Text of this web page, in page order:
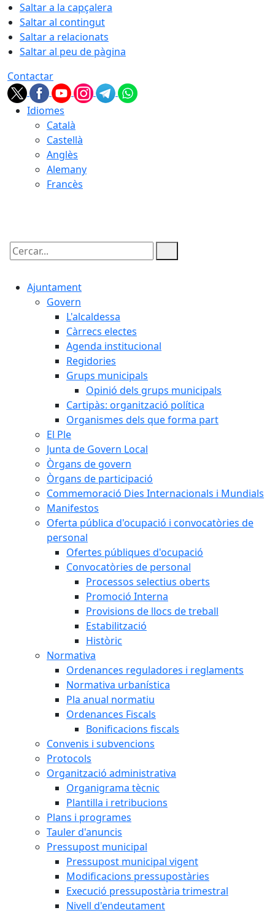
Saltar a la capçalera
Saltar al contingut
Saltar a relacionats
Saltar al peu de pàgina
Contactar
Idiomes
Català
Castellà
Anglès
Alemany
Francès
Cercar:
Ajuntament
Govern
L'alcaldessa
Càrrecs electes
Agenda institucional
Regidories
Grups municipals
Opinió dels grups municipals
Cartipàs: organització política
Organismes dels que forma part
El Ple
Junta de Govern Local
Òrgans de govern
Òrgans de participació
Commemoració Dies Internacionals i Mundials
Manifestos
Oferta pública d'ocupació i convocatòries de
personal
Ofertes públiques d'ocupació
Convocatòries de personal
Processos selectius oberts
Promoció Interna
Provisions de llocs de treball
Estabilització
Històric
Normativa
Ordenances reguladores i reglaments
Normativa urbanística
Pla anual normatiu
Ordenances Fiscals
Bonificacions fiscals
Convenis i subvencions
Protocols
Organització administrativa
Organigrama tècnic
Plantilla i retribucions
Plans i programes
Tauler d'anuncis
Pressupost municipal
Pressupost municipal vigent
Modificacions pressupostàries
Execució pressupostària trimestral
Nivell d'endeutament